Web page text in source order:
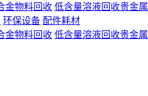
金物料回收 低含量溶液回收贵金属
环保设备 配件耗材
金物料回收 低含量溶液回收贵金属